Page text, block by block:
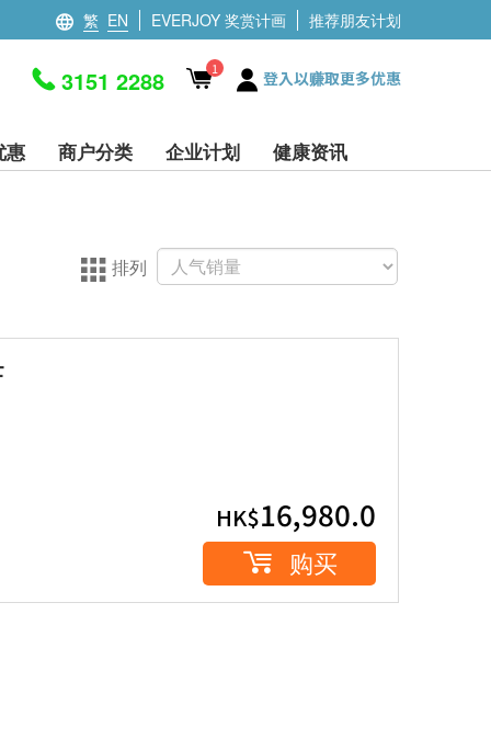
繁 EN EVERJOY 奖赏计画 推荐朋友计划
3151 2288 1 登入以赚取更多优惠
惠 商户分类 企业计划 健康资讯
排列
HK$16,980.0
购买